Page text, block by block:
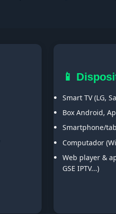
📱
Smart TV (LG,
Box Android,
Smartphone/
Computador
Web player &
GSE IPTV...)